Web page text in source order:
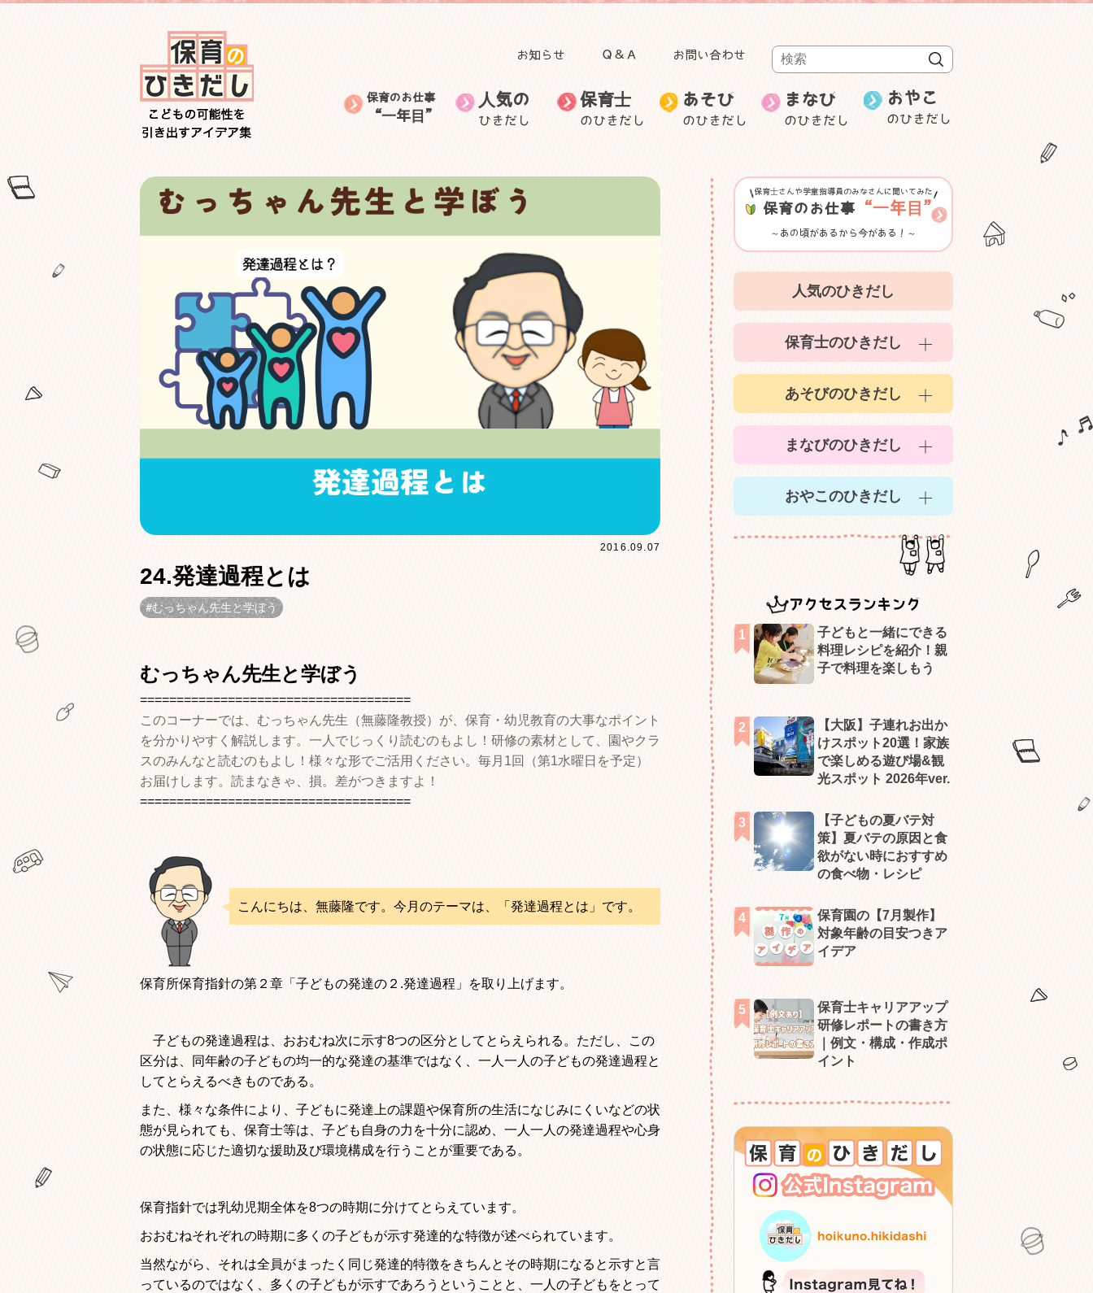
お知らせ Ｑ＆Ａ お問い合わせ
保育のお仕事
“一年目”
人気の
ひきだし
保育士
のひきだし
あそび
のひきだし
まなび
のひきだし
おやこ
のひきだし
ごっこ遊び ゲーム性のある遊び
室内装飾 室内遊び
外遊び 製作 かんたん食育
手作りおもちゃ その他
むっちゃん先生と学ぼ
う
自然に目を向けてみよ
研修・セミナー等紹介
保護者との関わり
2016.09.07
24.発達過程とは
むっちゃん先生と学ぼう
むっちゃん先生と学ぼう
=====================================
このコーナーでは、むっちゃん先生（無藤隆教授）が、保育・幼児教育の大事なポイント
を分かりやすく解説します。一人でじっくり読むのもよし！研修の素材として、園やクラ
スのみんなと読むのもよし！様々な形でご活用ください。毎月1回（第1水曜日を予定）
お届けします。読まなきゃ、損。差がつきますよ！
=====================================
こんにちは、無藤隆です。今月のテーマは、「発達過程とは」です。
保育所保育指針の第２章「子どもの発達の２.発達過程」を取り上げます。
子どもの発達過程は、おおむね次に示す8つの区分としてとらえられる。ただし、この
区分は、同年齢の子どもの均一的な発達の基準ではなく、一人一人の子どもの発達過程と
してとらえるべきものである。
また、様々な条件により、子どもに発達上の課題や保育所の生活になじみにくいなどの状
態が見られても、保育士等は、子ども自身の力を十分に認め、一人一人の発達過程や心身
の状態に応じた適切な援助及び環境構成を行うことが重要である。
保育指針では乳幼児期全体を8つの時期に分けてとらえています。
おおむねそれぞれの時期に多くの子どもが示す発達的な特徴が述べられています。
当然ながら、それは全員がまったく同じ発達的特徴をきちんとその時期になると示すと言
っているのではなく、多くの子どもが示すであろうということと、一人の子どもをとって
保育士さんや学童指導員のみなさんに聞いてみた
保育のお仕事 “一年目”
～あの頃があるから今がある！～
人気のひきだし
保育士のひきだし
あそびのひきだし
まなびのひきだし
おやこのひきだし
アクセスランキング
子どもと一緒にできる
料理レシピを紹介！親
子で料理を楽しもう
【大阪】子連れお出か
けスポット20選！家族
で楽しめる遊び場&観
光スポット 2026年ver.
【子どもの夏バテ対
策】夏バテの原因と食
欲がない時におすすめ
の食べ物・レシピ
保育園の【7月製作】
対象年齢の目安つきア
イデア
保育士キャリアアップ
研修レポートの書き方
｜例文・構成・作成ポ
イント